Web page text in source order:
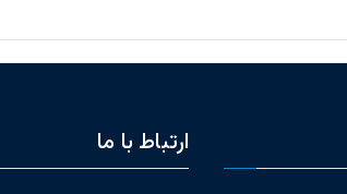
ارتباط با ما